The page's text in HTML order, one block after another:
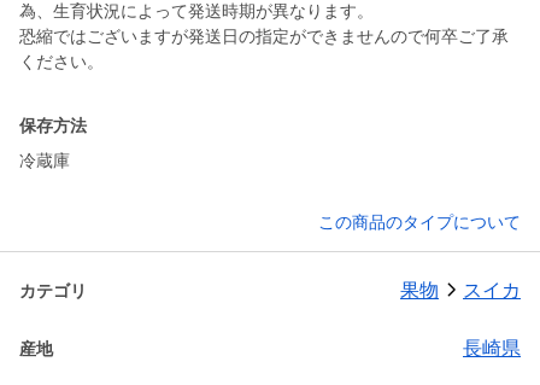
為、生育状況によって発送時期が異なります。
恐縮ではございますが発送日の指定ができませんので何卒ご了承
ください。
保存方法
冷蔵庫
この商品のタイプについて
カテゴリ 果物 スイカ
産地 長崎県